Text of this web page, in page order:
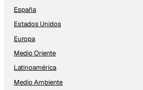
España
Estados Unidos
Europa
Medio Oriente
Latinoamérica
Medio Ambiente